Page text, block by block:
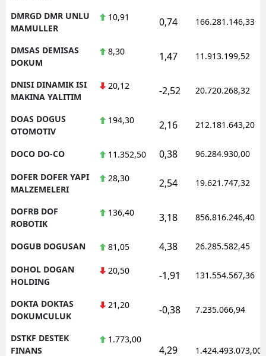
DMRGD DMR UNLU
MAMULLER
10,91 0,74 166.281.146,33
DMSAS DEMISAS
DOKUM
8,30 1,47 11.913.199,52
DNISI DINAMIK ISI
MAKINA YALITIM
20,12 -2,52 20.720.268,32
DOAS DOGUS
OTOMOTIV
194,30 2,16 212.181.643,20
DOCO DO-CO 11.352,50 0,38 96.284.930,00
DOFER DOFER YAPI
MALZEMELERI
28,30 2,54 19.621.747,32
DOFRB DOF
ROBOTIK
136,40 3,18 856.816.246,40
DOGUB DOGUSAN 81,05 4,38 26.285.582,45
DOHOL DOGAN
HOLDING
20,50 -1,91 131.554.567,36
DOKTA DOKTAS
DOKUMCULUK
21,20 -0,38 7.235.066,94
DSTKF DESTEK
FINANS
1.773,00
4,29 1.424.493.073,00